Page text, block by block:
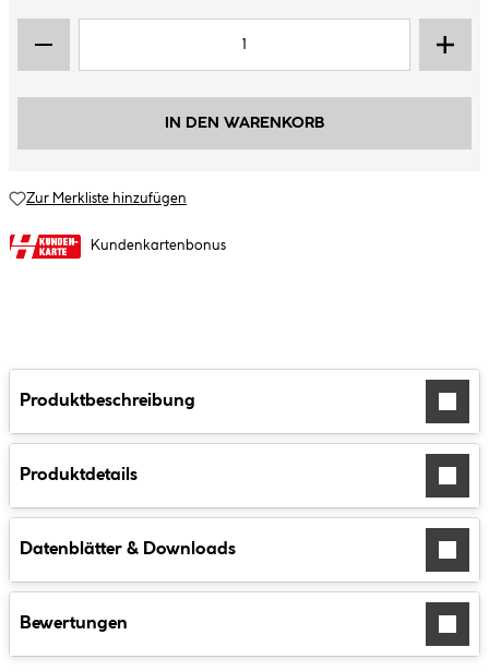
IN DEN WARENKORB
Zur Merkliste hinzufügen
Kundenkartenbonus
Produktbeschreibung
Produktdetails
Datenblätter & Downloads
Bewertungen